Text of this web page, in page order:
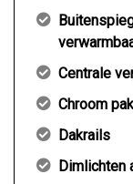
Centrale
Chroom
Dakrails
Dimlichten